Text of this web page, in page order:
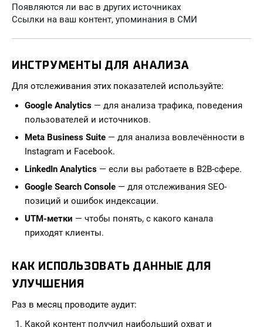
Появляются ли вас в других источниках
Ссылки на ваш контент, упоминания в СМИ
ИНСТРУМЕНТЫ ДЛЯ АНАЛИЗА
Для отслеживания этих показателей используйте:
Google Analytics — для анализа трафика, поведения
пользователей и источников.
Meta Business Suite — для анализа вовлечённости в
Instagram и Facebook.
LinkedIn Analytics — если вы работаете в B2B-сфере.
Google Search Console — для отслеживания SEO-
позиций и ошибок индексации.
UTM-метки — чтобы понять, с какого канала
приходят клиенты.
КАК ИСПОЛЬЗОВАТЬ ДАННЫЕ ДЛЯ
УЛУЧШЕНИЯ
Раз в месяц проводите аудит:
Какой контент получил наибольший охват и